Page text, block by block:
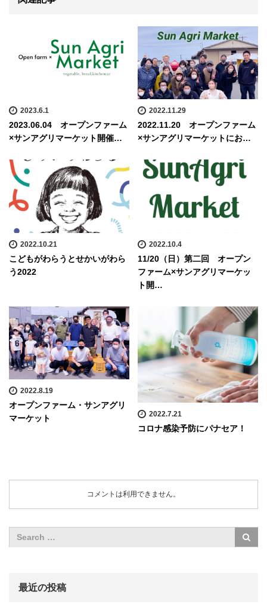
2023.6.1
2023.06.04 オープンファーム
×サンアグリマーケット開催…
2022.11.29
2022.11.20 オープンファーム
×サンアグリマーケットにお…
2022.10.21
こどもがわらうとせかいがわら
う2022
2022.10.4
11/20（日）第二回 オープン
ファーム×サンアグリマーケッ
ト開…
2022.8.19
オープンファーム・サンアグリ
マーケット
2022.7.21
コロナ感染予防にパナセア！
コメントは利用できません。
最近の投稿